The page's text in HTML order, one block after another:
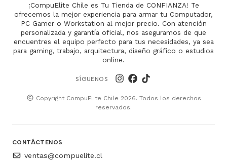
¡CompuElite Chile es Tu Tienda de CONFIANZA! Te
ofrecemos la mejor experiencia para armar tu Computador,
PC Gamer o Workstation al mejor precio. Con atención
personalizada y garantía oficial, nos aseguramos de que
encuentres el equipo perfecto para tus necesidades, ya sea
para gaming, trabajo, arquitectura, diseño gráfico o estudios
online.
SÍGUENOS
Copyright CompuElite Chile 2026. Todos los derechos
reservados.
CONTÁCTENOS
ventas@compuelite.cl